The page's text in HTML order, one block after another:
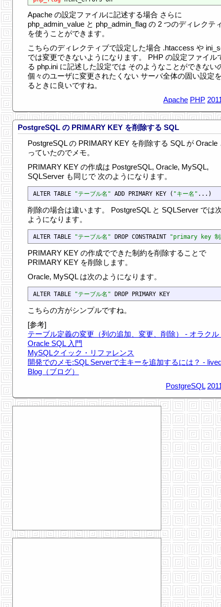
Apache の設定ファイルに記述する場合 さらに
php_admin_value と php_admin_flag の 2 つのディレクテ
を使うことができます。
こちらのディレクティブで設定した場合 .htaccess や
では変更できないようになります。 PHP の設定ファイル
る php.ini に記述した設定では そのようなことができない
個々のユーザに変更されたくない サーバ全体の固い設定
るときに良いですね。
Apache PHP
PostgreSQL の PRIMARY KEY を削除する SQL
PostgreSQL の PRIMARY KEY を削除する SQL が Oracle
っていたのでメモ。
PRIMARY KEY の作成は PostgreSQL, Oracle, MySQL,
SQLServer も同じで 次のようになります。
ALTER TABLE "テーブル名" ADD PRIMARY KEY ( "キー名"
削除の場合は違います。 PostgreSQL と SQLServer では
ようになります。
ALTER TABLE "テーブル名" DROP CONSTRAINT "primary key 制
PRIMARY KEY の作成でできた制約を削除することで
PRIMARY KEY を削除します。
Oracle, MySQL は次のようになります。
ALTER TABLE "テーブル名"
こちらの方がシンプルですね。
[参考]
テーブル定義の変更（列の追加、変更、削除） - オラクル
Oracle SQL 入門
MySQLクイック・リファレンス
開発でのメモ:SQL Serverで主キーを追加するには？ -
Blog（ブログ）
PostgreSQL